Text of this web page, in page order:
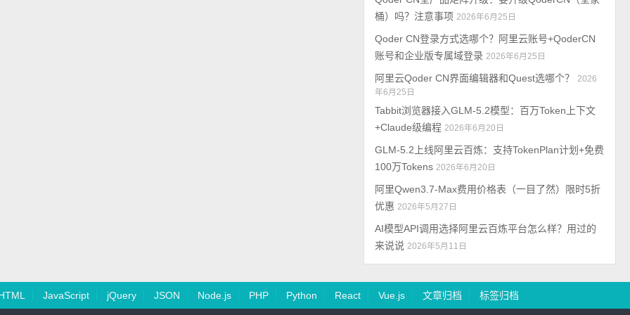
桶）吗？注意事项 2026年6月25日
Qoder CN登录方式选哪个？阿里云账号+QoderCN
账号和企业版专属域登录 2026年6月25日
阿里云Qoder CN界面编辑器和Quest选哪个？
2026
年6月25日
Tabbit浏览器接入GLM-5.2模型：百万Token上下文
+Claude级编程 2026年6月20日
GLM-5.2上线阿里云百炼：支持TokenPlan计划+免费
100万Tokens 2026年6月20日
阿里Qwen3.7-Max费用价格表（一目了然）限时5折
优惠 2026年5月27日
AI模型API调用选择阿里云百炼平台怎么样？用过的
来说说 2026年5月11日
JavaScript jQuery JSON Node.js PHP Python React Vue.js 文章归档 标签归档